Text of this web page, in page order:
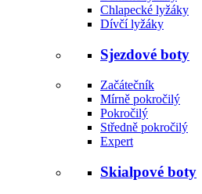
Chlapecké lyžáky
Dívčí lyžáky
Sjezdové boty
Začátečník
Mírně pokročilý
Pokročilý
Středně pokročilý
Expert
Skialpové boty